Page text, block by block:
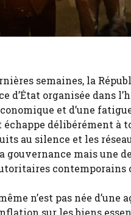
semaines, la
d’État organisée dans
et d’une
délibérément à
au silence et les
gouvernance mais une
n’est pas née
sur les biens